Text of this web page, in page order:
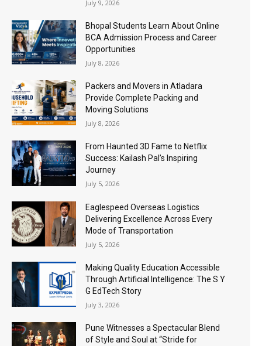
July 9, 2026
Bhopal Students Learn About Online
BCA Admission Process and Career
Opportunities
July 8, 2026
Packers and Movers in Atladara
Provide Complete Packing and
Moving Solutions
July 8, 2026
From Haunted 3D Fame to Netflix
Success: Kailash Pal’s Inspiring
Journey
July 5, 2026
Eaglespeed Overseas Logistics
Delivering Excellence Across Every
Mode of Transportation
July 5, 2026
Making Quality Education Accessible
Through Artificial Intelligence: The S Y
G EdTech Story
July 3, 2026
Pune Witnesses a Spectacular Blend
of Style and Soul at “Stride for